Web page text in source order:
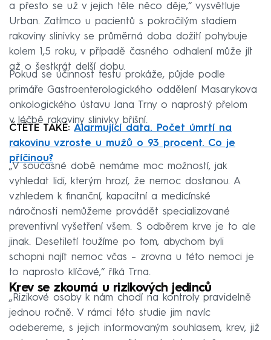
a přesto se už v jejich těle něco děje,“ vysvětluje
Urban. Zatímco u pacientů s pokročilým stadiem
rakoviny slinivky se průměrná doba dožití pohybuje
kolem 1,5 roku, v případě časného odhalení může jít
až o šestkrát delší dobu.
Pokud se účinnost testu prokáže, půjde podle
primáře Gastroenterologického oddělení Masarykova
onkologického ústavu Jana Trny o naprostý přelom
v léčbě rakoviny slinivky břišní.
ČTĚTE TAKÉ: Alarmující data. Počet úmrtí na
rakovinu vzroste u mužů o 93 procent. Co je
příčinou?
„V současné době nemáme moc možností, jak
vyhledat lidi, kterým hrozí, že nemoc dostanou. A
vzhledem k finanční, kapacitní a medicínské
náročnosti nemůžeme provádět specializované
preventivní vyšetření všem. S odběrem krve je to ale
jinak. Desetiletí toužíme po tom, abychom byli
schopni najít nemoc včas – zrovna u této nemoci je
to naprosto klíčové,“ říká Trna.
Krev se zkoumá u rizikových jedinců
„Rizikové osoby k nám chodí na kontroly pravidelně
jednou ročně. V rámci této studie jim navíc
odebereme, s jejich informovaným souhlasem, krev, již